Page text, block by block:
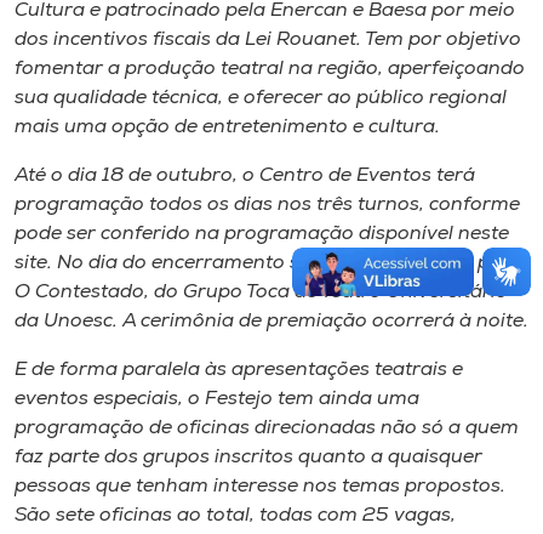
Cultura e patrocinado pela Enercan e Baesa por meio
dos incentivos fiscais da Lei Rouanet. Tem por objetivo
fomentar a produção teatral na região, aperfeiçoando
sua qualidade técnica, e oferecer ao público regional
mais uma opção de entretenimento e cultura.
Até o dia 18 de outubro, o Centro de Eventos terá
programação todos os dias nos três turnos, conforme
pode ser conferido na programação disponível neste
site. No dia do encerramento será apresentada a peça
O Contestado, do Grupo Toca de Teatro Universitário
da Unoesc. A cerimônia de premiação ocorrerá à noite.
E de forma paralela às apresentações teatrais e
eventos especiais, o Festejo tem ainda uma
programação de oficinas direcionadas não só a quem
faz parte dos grupos inscritos quanto a quaisquer
pessoas que tenham interesse nos temas propostos.
São sete oficinas ao total, todas com 25 vagas,